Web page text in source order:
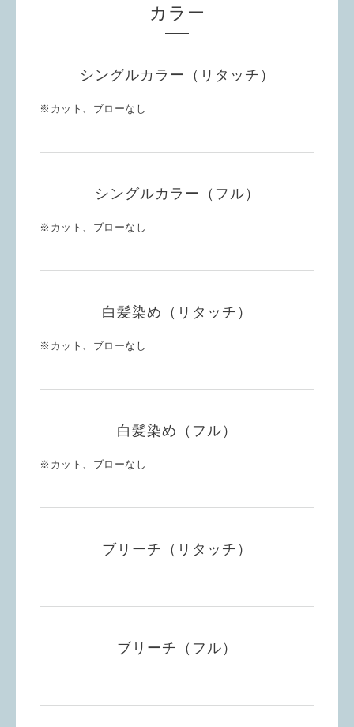
カラー
シングルカラー（リタッチ）
※カット、ブローなし
シングルカラー（フル）
※カット、ブローなし
白髪染め（リタッチ）
※カット、ブローなし
白髪染め（フル）
※カット、ブローなし
ブリーチ（リタッチ）
ブリーチ（フル）